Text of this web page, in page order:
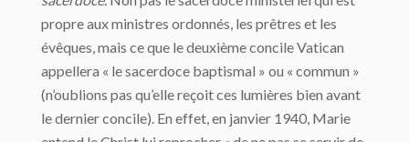
propre aux ministres ordonnés, les prêtres et les
évêques, mais ce que le deuxième concile Vatican
appellera « le sacerdoce baptismal » ou « commun »
(n’oublions pas qu’elle reçoit ces lumières bien avant
le dernier concile). En effet, en janvier 1940, Marie